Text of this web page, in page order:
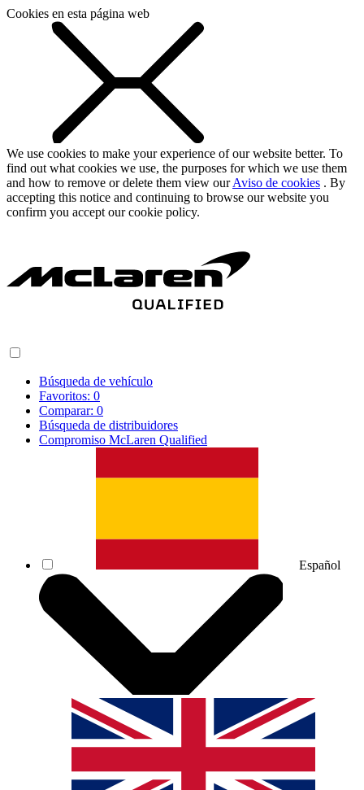
Cookies en esta página web
We use cookies to make your experience of our website better. To
find out what cookies we use, the purposes for which we use them
and how to remove or delete them view ourAviso de cookies . By
accepting this notice and continuing to browse our website you
confirm you accept our cookie policy.
Búsqueda de vehículo
Favoritos: 0
Comparar: 0
Búsqueda de distribuidores
Compromiso McLaren Qualified
Español